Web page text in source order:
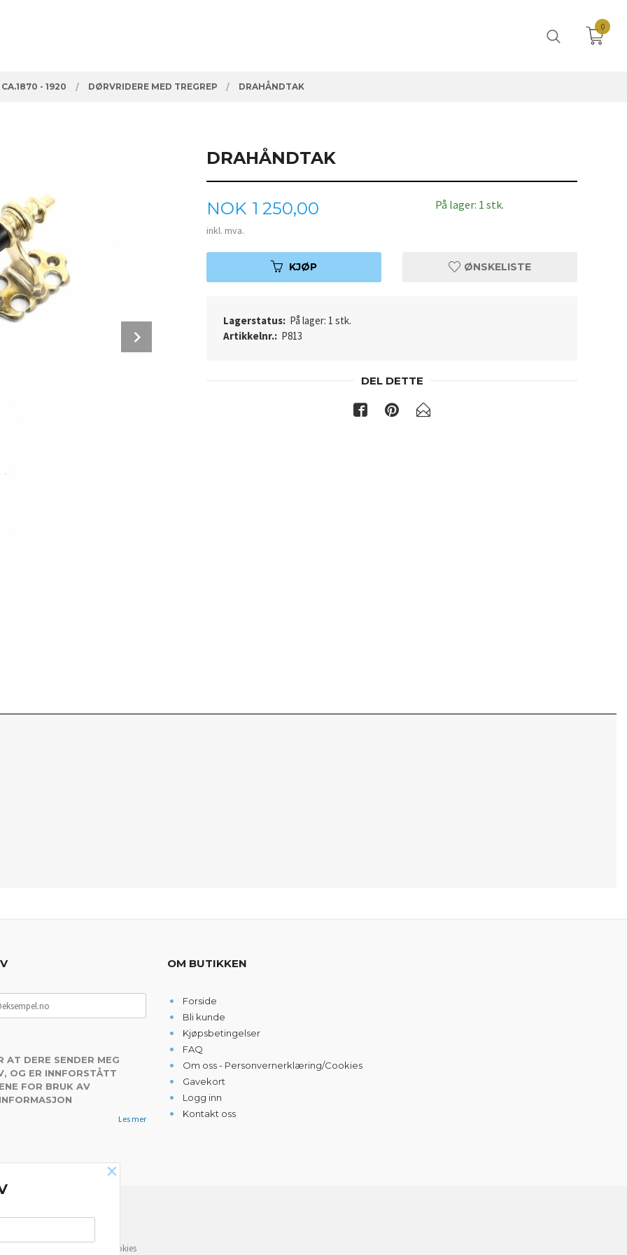
0
- 1920 DØRVRIDERE MED TREGREP DRAHÅNDTAK
DRAHÅNDTAK
Pris
NOK 1 250,00
inkl. mva.
På lager: 1 stk.
KJØP ØNSKELISTE
Lagerstatus: På lager: 1 stk.
Artikkelnr.: P813
DEL DETTE
AT DERE SENDER MEG
OG ER INNFORSTÅTT
FOR BRUK AV
Les mer
OM BUTIKKEN
Forside
Bli kunde
Kjøpsbetingelser
FAQ
Om oss - Personvernerklæring/Cookies
Gavekort
Logg inn
Kontakt oss
bedre service. Vi bruker cookies
×